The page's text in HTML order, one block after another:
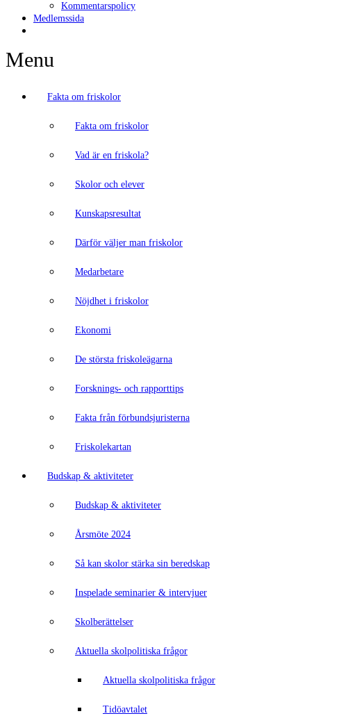
Kommentarspolicy
Medlemssida
Menu
Fakta om friskolor
Fakta om friskolor
Vad är en friskola?
Skolor och elever
Kunskapsresultat
Därför väljer man friskolor
Medarbetare
Nöjdhet i friskolor
Ekonomi
De största friskoleägarna
Forsknings- och rapporttips
Fakta från förbundsjuristerna
Friskolekartan
Budskap & aktiviteter
Budskap & aktiviteter
Årsmöte 2024
Så kan skolor stärka sin beredskap
Inspelade seminarier & intervjuer
Skolberättelser
Aktuella skolpolitiska frågor
Aktuella skolpolitiska frågor
Tidöavtalet